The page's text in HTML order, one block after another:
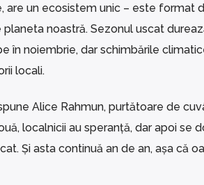
are un ecosistem unic – este format
noastră. Sezonul uscat
în noiembrie, dar schimbările
locali.
Alice Rahmun, purtătoare de
localnicii au speranță, dar apoi se
Și asta continuă an de an, așa că